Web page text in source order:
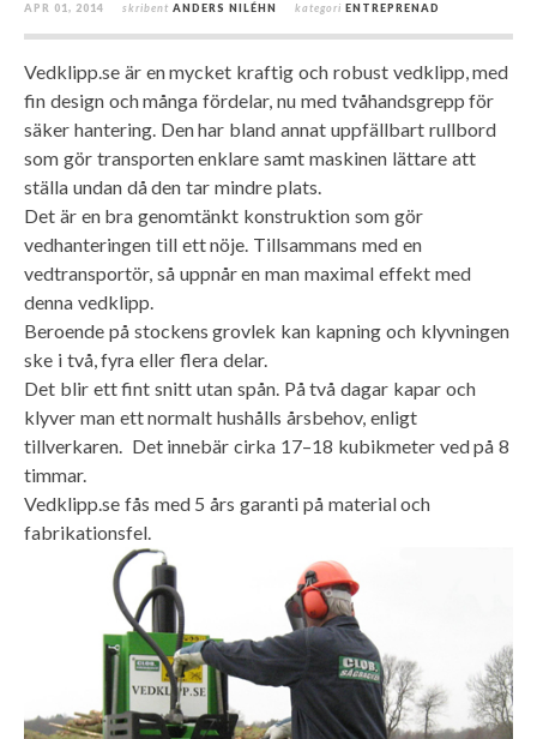
APR 01, 2014 skribent ANDERS NILÉHN kategori ENTREPRENAD
Vedklipp.se är en mycket kraftig och robust vedklipp, med
fin design och många fördelar, nu med tvåhandsgrepp för
säker hantering. Den har bland annat uppfällbart rullbord
som gör transporten enklare samt maskinen lättare att
ställa undan då den tar mindre plats.
Det är en bra genomtänkt konstruktion som gör
vedhanteringen till ett nöje. Tillsammans med en
vedtransportör, så uppnår en man maximal effekt med
denna vedklipp.
Beroende på stockens grovlek kan kapning och klyvningen
ske i två, fyra eller flera delar.
Det blir ett fint snitt utan spån. På två dagar kapar och
klyver man ett normalt hushålls årsbehov, enligt
tillverkaren. Det innebär cirka 17–18 kubikmeter ved på 8
timmar.
Vedklipp.se fås med 5 års garanti på material och
fabrikationsfel.